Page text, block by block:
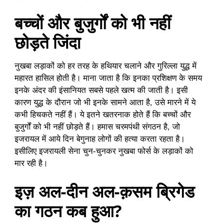
बच्‍चों और बुजुर्गों को भी नहीं
छोड़ते जिंदा
नुखबा लड़ाकों को हर तरह के हथियार चलाने और गुरिल्ला युद्ध में
महारत हासिल होती है। माना जाता है कि इनका प्रशिक्षण के समय
इनके अंदर की इंसानियत सबसे पहले खत्‍म की जाती है। इसी
कारण युद्ध के दौरान जो भी इनके सामने आता है, उसे मारने में ये
कभी हिचकते नहीं हैं। ये इतने खतरनाक होते हैं कि बच्चों और
बुजुर्गों को भी नहीं छोड़ते हैं। हमास चरमपंथी संगठन है, जो
इजरायल में आये दिन बेगुनाह लोगों की हत्या करता रहता है।
इसीलिए इजरायली सेना चुन-चुनकर नुखबा फोर्स के लड़ाकों को
मार रही है।
इज़ अल-दीन अल-क़सम ब्रिगेड
का गठन कब हुआ?